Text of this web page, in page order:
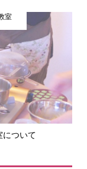
室
について